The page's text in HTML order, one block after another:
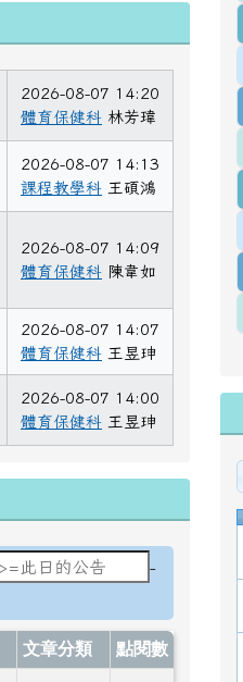
2026-08-07 14:20
體育保健科 林芳瑋
2026-08-07 14:13
課程教學科 王碩鴻
2026-08-07 14:09
體育保健科 陳韋如
2026-08-07 14:07
體育保健科 王昱珅
2026-08-07 14:00
體育保健科 王昱珅
-
文章分類 點閱數